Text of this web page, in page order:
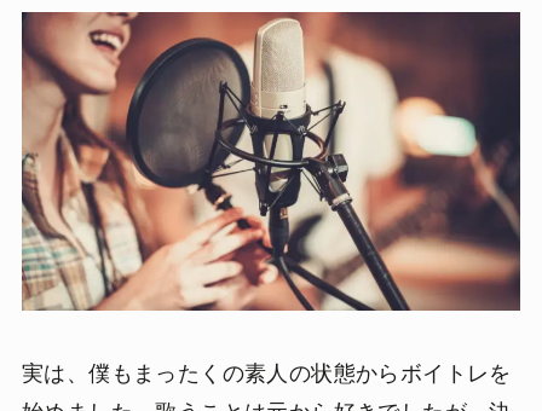
実は、僕もまったくの素人の状態からボイトレを